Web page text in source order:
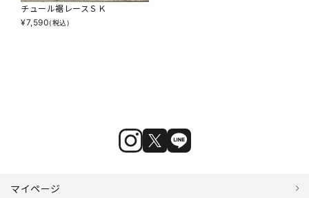
チュール裾レースＳＫ
¥7,590(税込)
マイページ